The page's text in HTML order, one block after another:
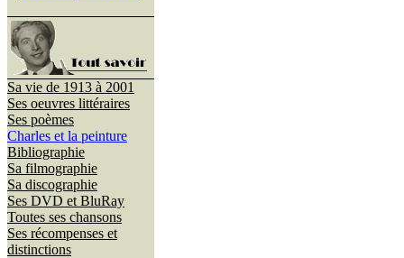
Sa vie de 1913 à 2001
Ses oeuvres littéraires
Ses poèmes
Charles et la peinture
Bibliographie
Sa filmographie
Sa discographie
Ses DVD et BluRay
Toutes ses chansons
Ses récompenses et
distinctions